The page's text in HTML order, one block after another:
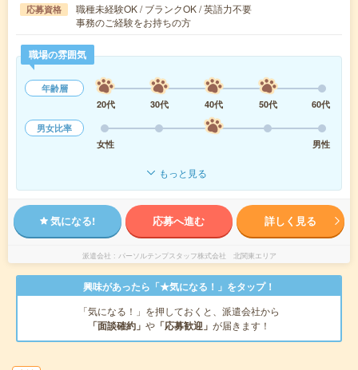
応募資格
職種未経験OK / ブランクOK / 英語力不要
事務のご経験をお持ちの方
職場の雰囲気
年齢層
20代
30代 40代 50代
60代
男女比率
女性
男性
もっと見る
気になる! 応募へ進む 詳しく見る
派遣会社 パーソルテンプスタッフ株式会社 北関東エリア
興味があったら「★気になる！」をタップ！
「気になる！」を押しておくと、派遣会社から
「面談確約」 や 「応募歓迎」 が届きます！